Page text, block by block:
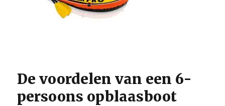
De voordelen van een 6-
persoons opblaasboot